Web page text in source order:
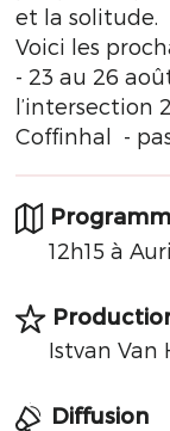
et la solitude.
Voici les
- 23 au 26
l’intersection
Coffinhal -
12h15 à
Istvan Van
Diffusion